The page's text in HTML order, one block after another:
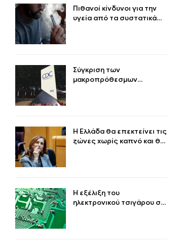
ανθρώπους κοντά
Πιθανοί κίνδυνοι για την
υγεία από τα συστατικά
Σύγκριση των
μακροπρόθεσμων
Η Ελλάδα θα επεκτείνει τις
ζώνες χωρίς καπνό και θα
Η εξέλιξη του
ηλεκτρονικού τσιγάρου σε